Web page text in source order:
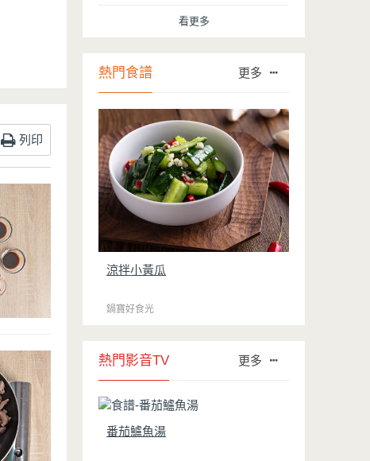
列印
金鑽不沾系列的鍋具，更年年穩居銷售排
您！
看更多
熱門食譜 更多
涼拌小黃瓜
鍋寶好食光
熱門影音TV 更多
番茄鱸魚湯